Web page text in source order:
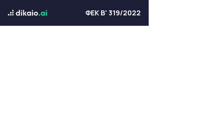
ΦΕΚ Β' 319/2022